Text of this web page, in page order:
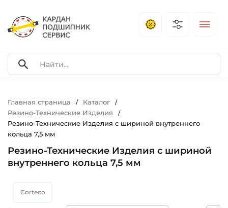
Главная страница / Каталог /
Резино-Технические Изделия /
Резино-Технические Изделия с шириной внутреннего
кольца 7,5 мм
Резино-Технические Изделия с шириной
внутреннего кольца 7,5 мм
Corteco